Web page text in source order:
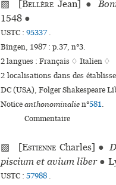
▨ [Bellère Jean] ●
1548 ●
USTC : 95337.
Bingen, 1987 : p.37, n°3.
2 langues : Français ♢ Italien ♢
2 localisations dans des
DC (USA), Folger Shakespeare
Noticeanthonominalien°581.
Commentaire
▨ [Estienne Charles] ●
piscium et avium liber ●
USTC : 57988 .